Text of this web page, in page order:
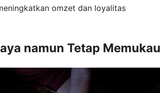
omzet dan loyalitas
namun Tetap Memukau